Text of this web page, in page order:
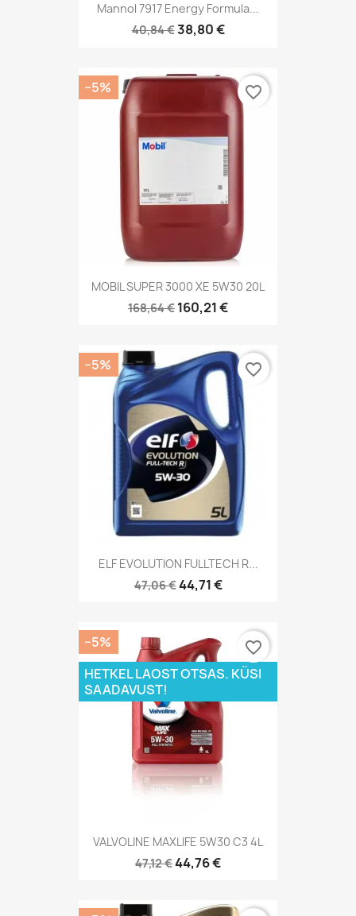
Mannol 7917 Energy Formula...
40,84 €38,80 €
MOBIL SUPER 3000 XE 5W30 20L
168,64 € 160,21 €
−5% favorite_border
ELF EVOLUTION FULLTECH R...
47,06 €44,71 €
−5% favorite_border
VALVOLINE MAXLIFE 5W30 C3 4L
47,12 €44,76 €
−5%
HETKEL LAOST OTSAS. KÜSI
SAADAVUST!
favorite_border